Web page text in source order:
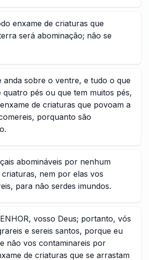
enxame de criaturas que
será abominação; não se
anda sobre o ventre, e tudo o que
quatro pés ou que tem muitos pés,
de criaturas que povoam a
porquanto são
abomináveis por nenhum
criaturas, nem por elas vos
para não serdes imundos.
vosso Deus; portanto, vós
e sereis santos, porque eu
não vos contaminareis por
de criaturas que se arrastam